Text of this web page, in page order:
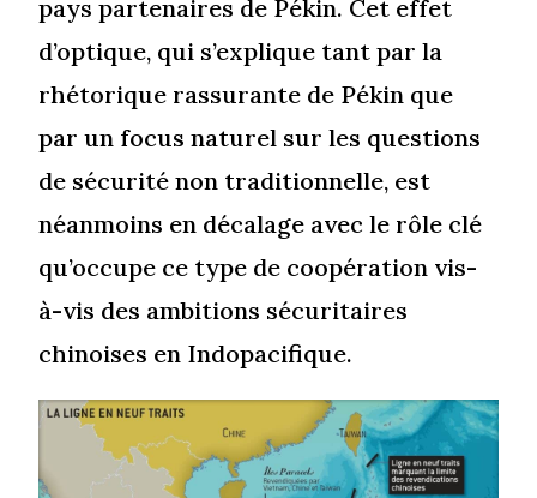
pays partenaires de Pékin. Cet effet
d’optique, qui s’explique tant par la
rhétorique rassurante de Pékin que
par un focus naturel sur les questions
de sécurité non traditionnelle, est
néanmoins en décalage avec le rôle clé
qu’occupe ce type de coopération vis-
à-vis des ambitions sécuritaires
chinoises en Indopacifique.